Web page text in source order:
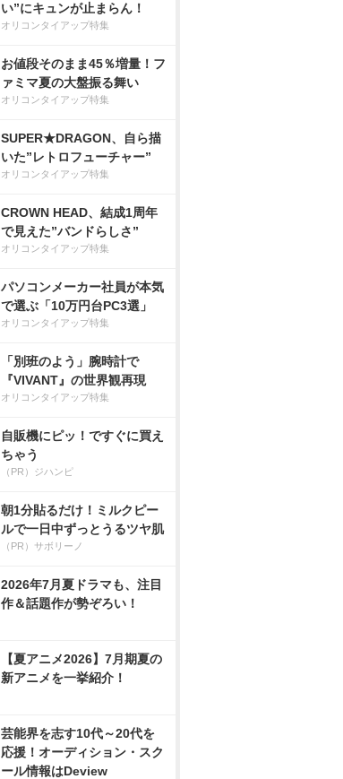
い”にキュンが止まらん！
オリコンタイアップ特集
お値段そのまま45％増量！フ
ァミマ夏の大盤振る舞い
オリコンタイアップ特集
SUPER★DRAGON、自ら描
いた”レトロフューチャー”
オリコンタイアップ特集
CROWN HEAD、結成1周年
で見えた”バンドらしさ”
オリコンタイアップ特集
パソコンメーカー社員が本気
で選ぶ「10万円台PC3選」
オリコンタイアップ特集
「別班のよう」腕時計で
『VIVANT』の世界観再現
オリコンタイアップ特集
自販機にピッ！ですぐに買え
ちゃう
（PR）ジハンピ
朝1分貼るだけ！ミルクピー
ルで一日中ずっとうるツヤ肌
（PR）サボリーノ
2026年7月夏ドラマも、注目
作＆話題作が勢ぞろい！
【夏アニメ2026】7月期夏の
新アニメを一挙紹介！
芸能界を志す10代～20代を
応援！オーディション・スク
ール情報はDeview